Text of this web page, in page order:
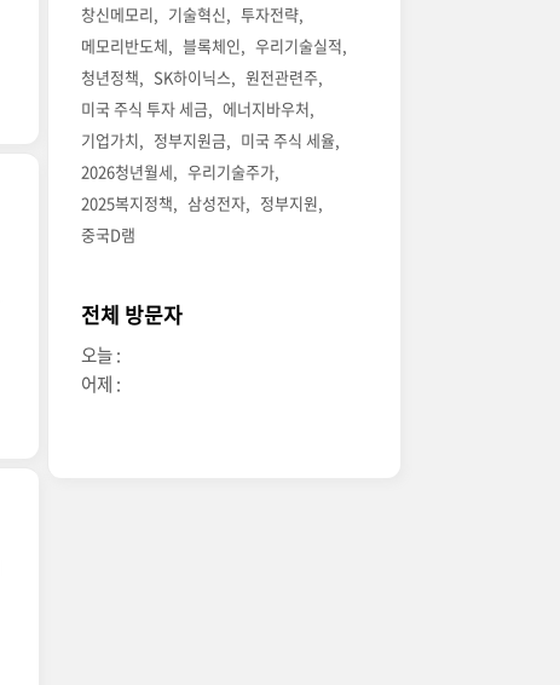
창신메모리
기술혁신
투자전략
메모리반도체
블록체인
우리기술실적
청년정책
SK하이닉스
원전관련주
미국 주식 투자 세금
에너지바우처
기업가치
정부지원금
미국 주식 세율
2026청년월세
우리기술주가
2025복지정책
삼성전자
정부지원
중국D램
전체 방문자
오늘 :
어제 :